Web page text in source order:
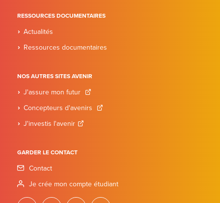
RESSOURCES DOCUMENTAIRES
Actualités
Ressources documentaires
NOS AUTRES SITES AVENIR
J'assure mon futur
Concepteurs d'avenirs
J'investis l'avenir
GARDER LE CONTACT
Contact
Je crée mon compte étudiant